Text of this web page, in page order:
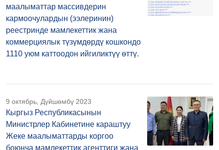
маалыматтар массивдерин
кармоочулардын (ээлеринин)
реестринде мамлекеттик жана
коммерциялык түзүмдөрдү кошкондо
1110 уюм каттоодон ийгиликтүү өттү.
9 октябрь, Дүйшөмбү 2023
Кыргыз Республикасынын
Министрлер Кабинетине караштуу
Жеке маалыматтарды коргоо
боюнча мамлекеттик агенттиги жана